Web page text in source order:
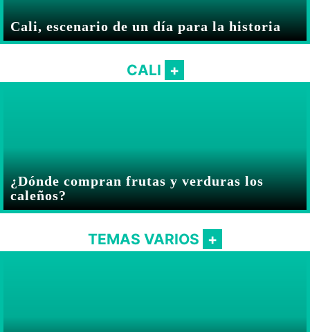
Cali, escenario de un día para la historia
CALI
¿Dónde compran frutas y verduras los
caleños?
TEMAS VARIOS